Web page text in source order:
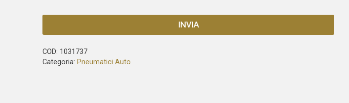
INVIA
COD: 1031737
Categoria: Pneumatici Auto